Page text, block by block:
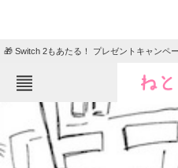
🎁 Switch 2もあたる！ プレゼントキャンペ
ねとらぼメニュー
TOP
エンタメ